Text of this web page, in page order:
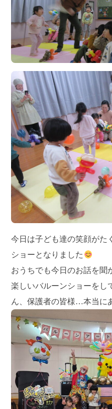
今日は子ども達の笑顔がた
ショーとなりました
おうちでも今日のお話を聞
楽しいバルーンショーをし
ん、保護者の皆様…本当に